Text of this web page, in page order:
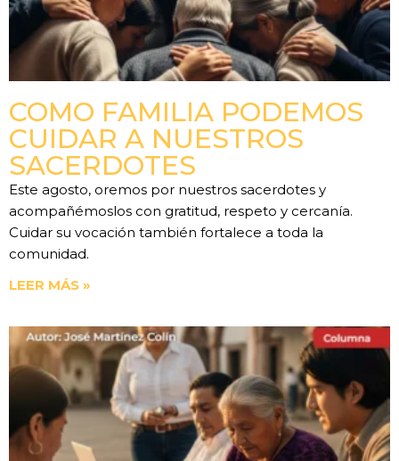
COMO FAMILIA PODEMOS
CUIDAR A NUESTROS
SACERDOTES
Este agosto, oremos por nuestros sacerdotes y
acompañémoslos con gratitud, respeto y cercanía.
Cuidar su vocación también fortalece a toda la
comunidad.
LEER MÁS »